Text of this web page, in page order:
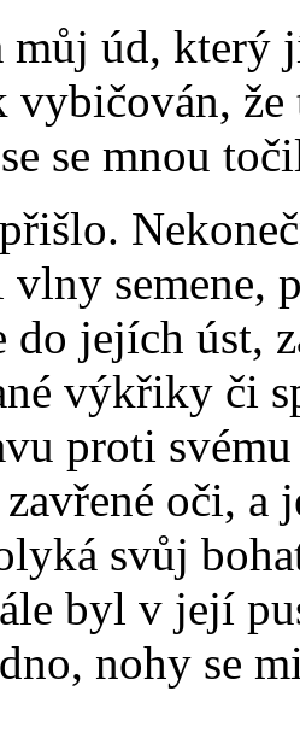
můj úd,
vybičován,
se mnou
semene,
do jejích úst,
výkřiky či
proti
oči, a
svůj
byl v její
nohy se